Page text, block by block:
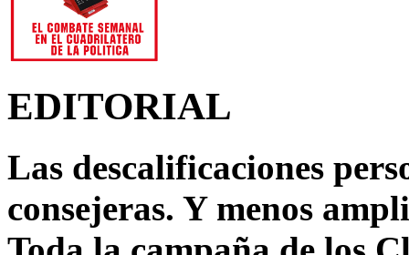
EDITORIAL
Las descalificaciones
consejeras. Y menos